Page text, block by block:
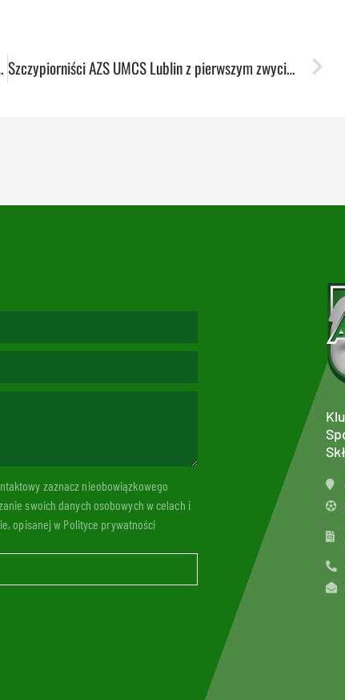
od Spartaka! Szczypiorniści AZS UMCS Lublin z pierwszym zwycięstwem w sezonie
zaznacz nieobowiązkowego
swoich danych osobowych w celach i
opisanej w Polityce prywatności